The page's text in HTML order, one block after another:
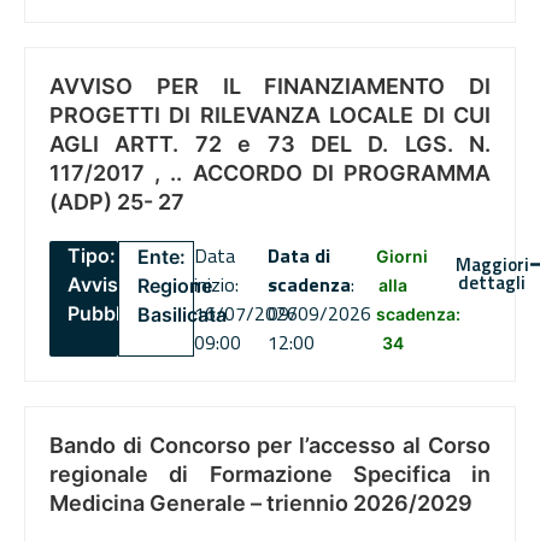
AVVISO PER IL FINANZIAMENTO DI
PROGETTI DI RILEVANZA LOCALE DI CUI
AGLI ARTT. 72 e 73 DEL D. LGS. N.
117/2017 , .. ACCORDO DI PROGRAMMA
(ADP) 25- 27
Tipo:
Avviso
Pubblico
Ente:
Regione
Basilicata
Data
inizio:
16/07/2026
09:00
Data di
scadenza:
09/09/2026
12:00
Giorni
alla
scadenza:
34
Maggiori
dettagli
Bando di Concorso per l’accesso al Corso
regionale di Formazione Specifica in
Medicina Generale – triennio 2026/2029